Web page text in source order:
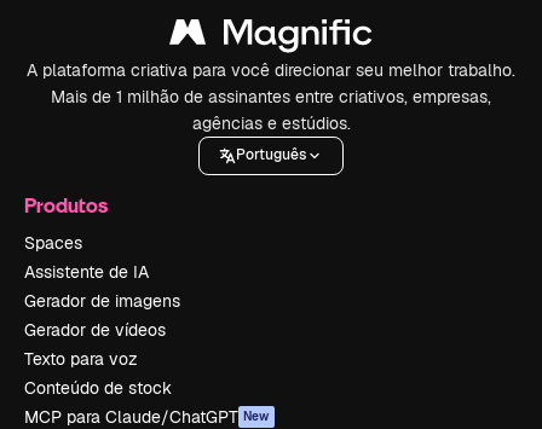
A plataforma criativa para você direcionar seu melhor trabalho.
Mais de 1 milhão de assinantes entre criativos, empresas,
agências e estúdios.
Português
Produtos
Spaces
Assistente de IA
Gerador de imagens
Gerador de vídeos
Texto para voz
Conteúdo de stock
MCP para Claude/ChatGPT New